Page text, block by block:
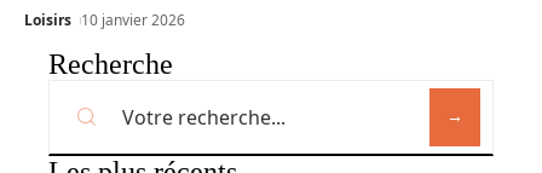
Loisirs 10 janvier 2026
Recherche